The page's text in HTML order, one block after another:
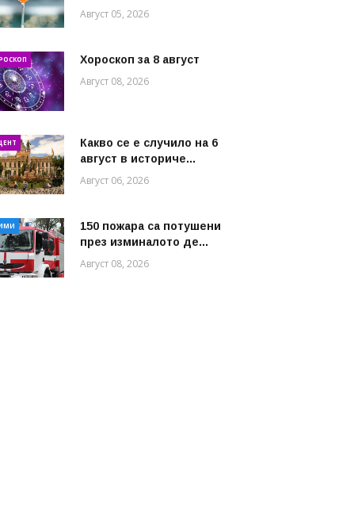
Август 05, 2026
Хороскоп за 8 август
Август 08, 2026
Какво се е случило на 6
август в историче...
Август 06, 2026
150 пожара са потушени
през изминалото де...
Август 08, 2026